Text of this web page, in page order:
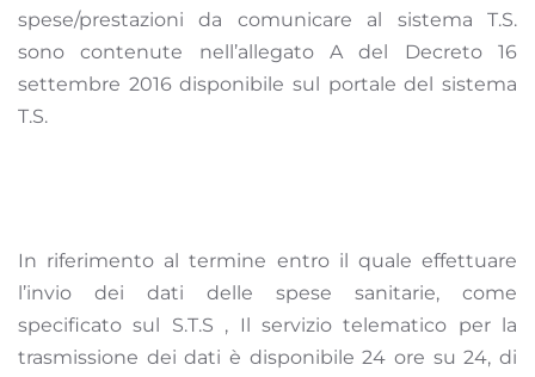
spese/prestazioni da comunicare al sistema T.S.
sono contenute nell’allegato A del Decreto 16
settembre 2016 disponibile sul portale del sistema
T.S.
In riferimento al termine entro il quale effettuare
l’invio dei dati delle spese sanitarie, come
specificato sul S.T.S , Il servizio telematico per la
trasmissione dei dati è disponibile 24 ore su 24, di